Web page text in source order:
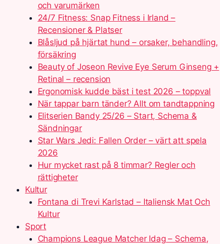
och varumärken
24/7 Fitness: Snap Fitness i Irland –
Recensioner & Platser
Blåsljud på hjärtat hund – orsaker, behandling,
försäkring
Beauty of Joseon Revive Eye Serum Ginseng +
Retinal – recension
Ergonomisk kudde bäst i test 2026 – toppval
När tappar barn tänder? Allt om tandtappning
Elitserien Bandy 25/26 – Start, Schema &
Sändningar
Star Wars Jedi: Fallen Order – värt att spela
2026
Hur mycket rast på 8 timmar? Regler och
rättigheter
Kultur
Fontana di Trevi Karlstad – Italiensk Mat Och
Kultur
Sport
Champions League Matcher Idag – Schema,